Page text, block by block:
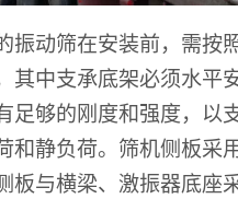
振动筛在安装前，需按
其中支承底架必须水平
足够的刚度和强度，以
和静负荷。筛机侧板采
板与横梁、激振器底座